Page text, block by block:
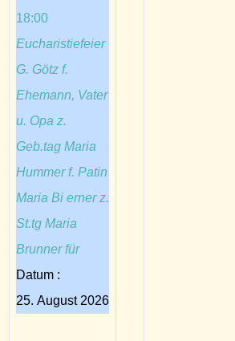
18:00
Eucharistiefeier
G. Götz f.
Ehemann, Vater
u. Opa z.
Geb.tag Maria
Hummer f. Patin
Maria Bi erner z.
St.tg Maria
Brunner für
Datum :
25. August 2026